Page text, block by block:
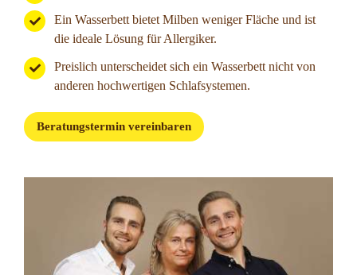
Ein Wasserbett bietet Milben weniger Fläche und ist
die ideale Lösung für Allergiker.
Preislich unterscheidet sich ein Wasserbett nicht von
anderen hochwertigen Schlafsystemen.
Beratungstermin vereinbaren